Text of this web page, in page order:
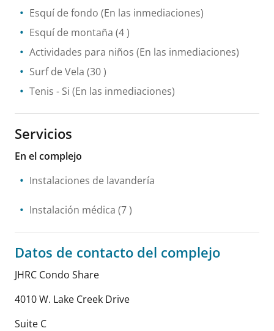
Esquí de fondo (En las inmediaciones)
Esquí de montaña (4 )
Actividades para niños (En las inmediaciones)
Surf de Vela (30 )
Tenis - Si (En las inmediaciones)
Servicios
En el complejo
Instalaciones de lavandería
Instalación médica (7 )
Datos de contacto del complejo
JHRC Condo Share
4010 W. Lake Creek Drive
Suite C